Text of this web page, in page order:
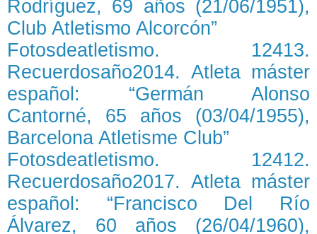
Rodríguez, 69 años (21/06/1951),
Club Atletismo Alcorcón”
Fotosdeatletismo. 12413.
Recuerdosaño2014. Atleta máster
español: “Germán Alonso
Cantorné, 65 años (03/04/1955),
Barcelona Atletisme Club”
Fotosdeatletismo. 12412.
Recuerdosaño2017. Atleta máster
español: “Francisco Del Río
Álvarez, 60 años (26/04/1960),